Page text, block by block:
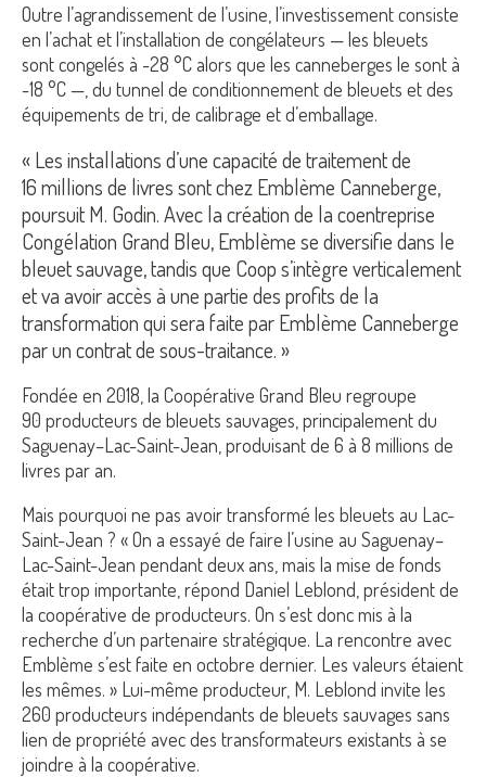
Outre l’agrandissement de l’usine, l’investissement consiste
en l’achat et l’installation de congélateurs — les bleuets
sont congelés à -28 °C alors que les canneberges le sont à
-18 °C —, du tunnel de conditionnement de bleuets et des
équipements de tri, de calibrage et d’emballage.
« Les installations d’une capacité de traitement de
16 millions de livres sont chez Emblème Canneberge,
poursuit M. Godin. Avec la création de la coentreprise
Congélation Grand Bleu, Emblème se diversifie dans le
bleuet sauvage, tandis que Coop s’intègre verticalement
et va avoir accès à une partie des profits de la
transformation qui sera faite par Emblème Canneberge
par un contrat de sous-traitance. »
Fondée en 2018, la Coopérative Grand Bleu regroupe
90 producteurs de bleuets sauvages, principalement du
Saguenay–Lac-Saint-Jean, produisant de 6 à 8 millions de
livres par an.
Mais pourquoi ne pas avoir transformé les bleuets au Lac-
Saint-Jean ? « On a essayé de faire l’usine au Saguenay–
Lac-Saint-Jean pendant deux ans, mais la mise de fonds
était trop importante, répond Daniel Leblond, président de
la coopérative de producteurs. On s’est donc mis à la
recherche d’un partenaire stratégique. La rencontre avec
Emblème s’est faite en octobre dernier. Les valeurs étaient
les mêmes. » Lui-même producteur, M. Leblond invite les
260 producteurs indépendants de bleuets sauvages sans
lien de propriété avec des transformateurs existants à se
joindre à la coopérative.